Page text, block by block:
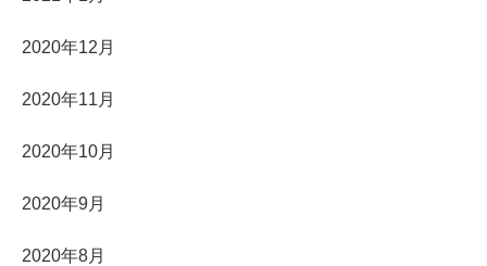
2020年12月
2020年11月
2020年10月
2020年9月
2020年8月